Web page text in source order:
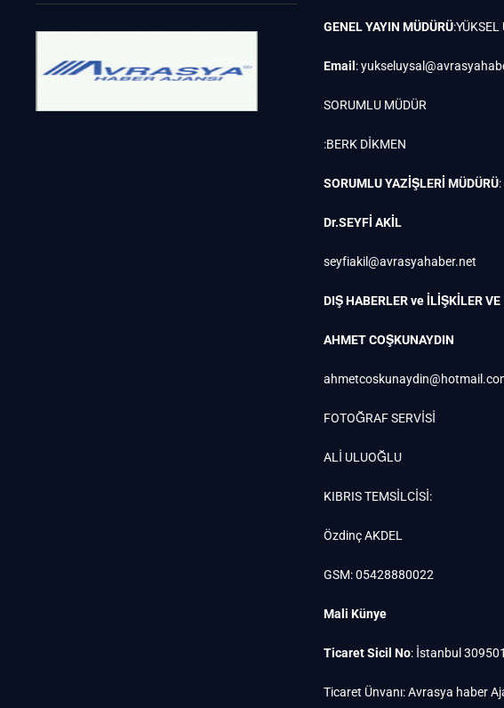
GENEL YAYIN MÜDÜRÜ:YÜKSEL
Email :
SORUMLU MÜDÜR
:BERK DİKMEN
SORUMLU YAZİŞLERİ MÜDÜRÜ:
Dr.SEYFİ AKİL
seyfiakil@avrasyahaber.net
DIŞ HABERLER ve İLİŞKİLER
AHMET COŞKUNAYDIN
FOTOĞRAF SERVİSİ
ALİ ULUOĞLU
KIBRIS TEMSİLCİSİ:
Özdinç AKDEL
GSM: 05428880022
Mali Künye
Ticaret Sicil No: İstanbul 309501
Ticaret Ünvanı: Avrasya haber